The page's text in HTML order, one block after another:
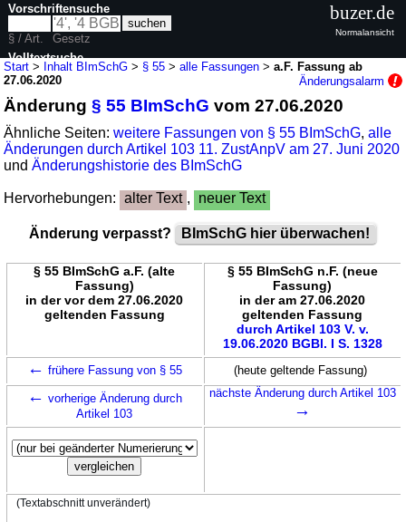
Start > Inhalt BImSchG > § 55 >alle Fassungen >a.F. Fassung ab
27.06.2020
Änderungsalarm
Änderung§ 55 BImSchG vom 27.06.2020
Ähnliche Seiten:weitere Fassungen von § 55 BImSchG,alle
Änderungen durch Artikel 103 11. ZustAnpV am 27. Juni 2020
undÄnderungshistorie des BImSchG
Hervorhebungen: alter Text , neuer Text
Änderung verpasst? BImSchG hier überwachen!
§ 55 BImSchG a.F. (alte
Fassung)
in der vor dem 27.06.2020
geltenden Fassung
§ 55 BImSchG n.F. (neue
Fassung)
in der am 27.06.2020
geltenden Fassung
durch Artikel 103 V. v.
19.06.2020 BGBl. I S. 1328
← frühere Fassung von § 55 (heute geltende Fassung)
← vorherige Änderung durch
Artikel 103
nächste Änderung durch Artikel 103
→
(Textabschnitt unverändert)
Vorschriftensuche
§ / Art.
Gesetz
Volltextsuche
buzer.de
Normalansicht